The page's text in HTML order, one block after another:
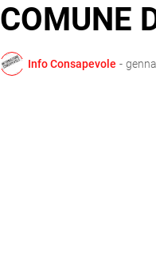
COMUNE
Info Consapevole -